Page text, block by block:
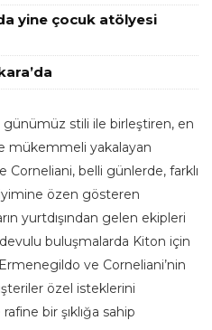
yine çocuk atölyesi
günümüz stili ile birleştiren, en
mükemmeli yakalayan
belli günlerde, farklı
özen gösteren
yurtdışından gelen ekipleri
buluşmalarda Kiton için
ve Corneliani’nin
özel isteklerini
bir şıklığa sahip